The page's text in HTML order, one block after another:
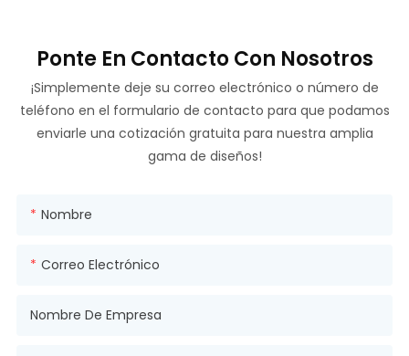
Ponte En Contacto Con Nosotros
¡Simplemente deje su correo electrónico o número de
teléfono en el formulario de contacto para que podamos
enviarle una cotización gratuita para nuestra amplia
gama de diseños!
Nombre
Correo Electrónico
Nombre De Empresa